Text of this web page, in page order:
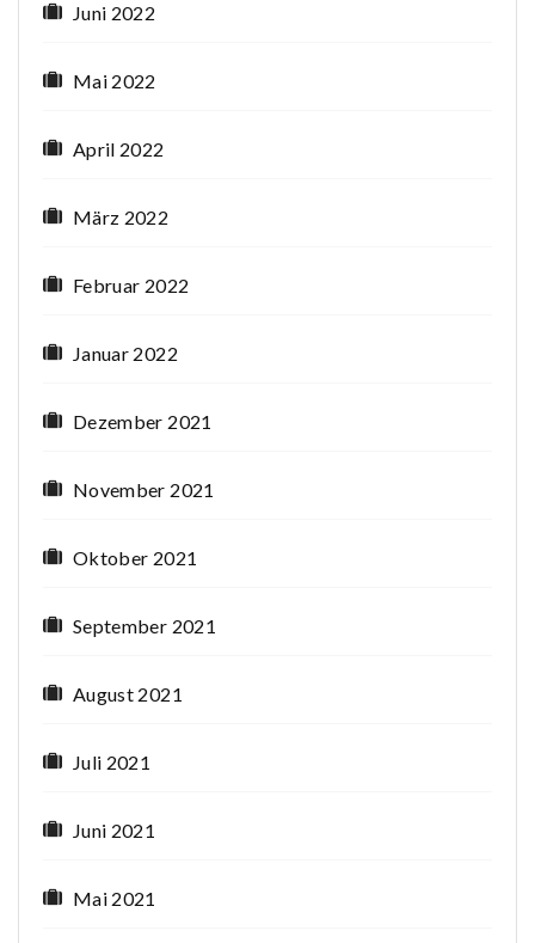
Juni 2022
Mai 2022
April 2022
März 2022
Februar 2022
Januar 2022
Dezember 2021
November 2021
Oktober 2021
September 2021
August 2021
Juli 2021
Juni 2021
Mai 2021